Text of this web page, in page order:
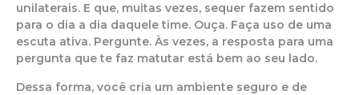
unilaterais. E que, muitas vezes, sequer fazem sentido
para o dia a dia daquele time. Ouça. Faça uso de uma
escuta ativa. Pergunte. Às vezes, a resposta para uma
pergunta que te faz matutar está bem ao seu lado.
Dessa forma, você cria um ambiente seguro e de